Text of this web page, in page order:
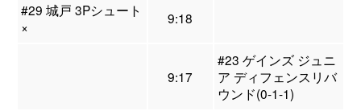
#29 城戸 3Pシュート
×
9:18
9:17
#23 ゲインズ ジュニ
ア ディフェンスリバ
ウンド(0-1-1)